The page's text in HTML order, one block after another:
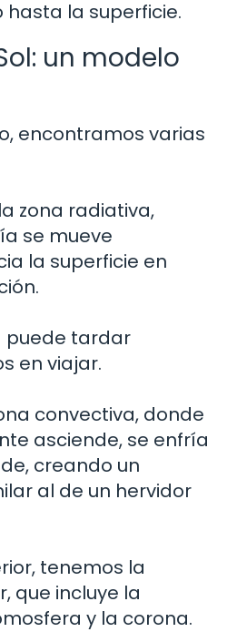
hasta la superficie.
un modelo
encontramos varias
zona radiativa,
se mueve
la superficie en
puede tardar
en viajar.
convectiva, donde
asciende, se enfría
creando un
al de un hervidor
tenemos la
que incluye la
y la corona.